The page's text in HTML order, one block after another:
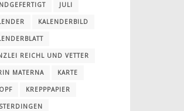
JULI
KALENDERBILD
REICHL UND VETTER
MATERNA KARTE
KREPPPAPIER